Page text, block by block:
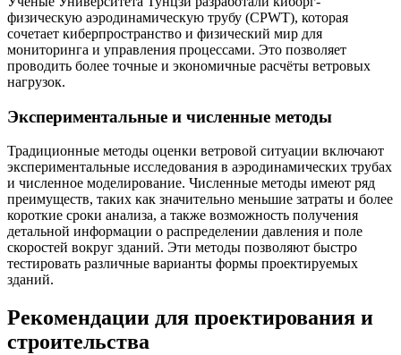
физическую аэродинамическую трубу (CPWT), которая
сочетает киберпространство и физический мир для
мониторинга и управления процессами. Это позволяет
проводить более точные и экономичные расчёты ветровых
нагрузок.
Экспериментальные и численные методы
Традиционные методы оценки ветровой ситуации включают
экспериментальные исследования в аэродинамических трубах
и численное моделирование. Численные методы имеют ряд
преимуществ, таких как значительно меньшие затраты и более
короткие сроки анализа, а также возможность получения
детальной информации о распределении давления и поле
скоростей вокруг зданий. Эти методы позволяют быстро
тестировать различные варианты формы проектируемых
зданий.
Рекомендации для проектирования и
строительства